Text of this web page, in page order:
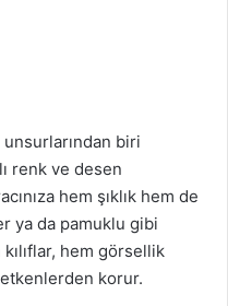
biri
renk ve desen
hem şıklık hem de
ya da pamuklu gibi
hem görsellik
etkenlerden korur.